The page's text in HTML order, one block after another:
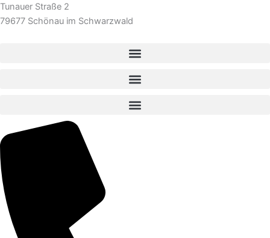
Tunauer Straße 2
79677 Schönau im Schwarzwald